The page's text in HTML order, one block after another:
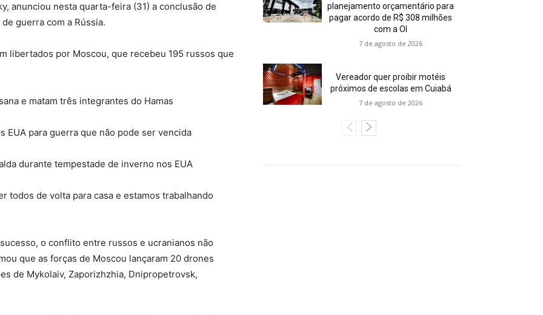
anunciou nesta quarta-feira (31) a conclusão de
guerra com a Rússia.
libertados por Moscou, que recebeu 195 russos que
e matam três integrantes do Hamas
EUA para guerra que não pode ser vencida
durante tempestade de inverno nos EUA
todos de volta para casa e estamos trabalhando
o conflito entre russos e ucranianos não
que as forças de Moscou lançaram 20 drones
de Mykolaiv, Zaporizhzhia, Dnipropetrovsk,
planejamento orçamentário para
pagar acordo de R$ 308 milhões
com a OI
7 de agosto de 2026
Vereador quer proibir motéis
próximos de escolas em Cuiabá
7 de agosto de 2026